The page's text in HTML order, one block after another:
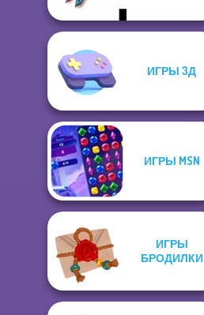
ИГРЫ 3Д
ИГРЫ MSN
ИГРЫ
БРОДИЛКИ